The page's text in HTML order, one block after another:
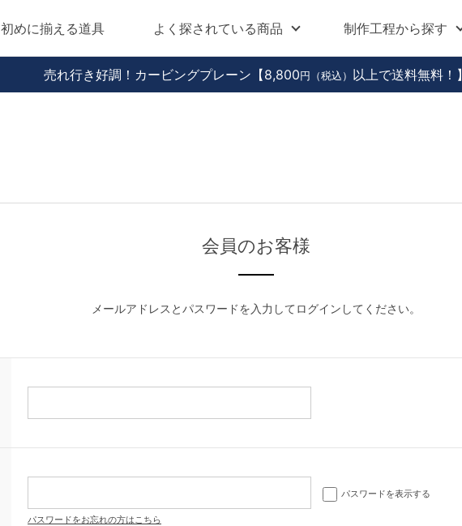
初めに揃える道具 よく探されている商品 制作工程から探す
売れ行き好調！カービングプレーン 【8,800 円（税込） 以上で送料無料！】
会員のお客様
メールアドレスとパスワードを入力してログインしてください。
パスワードを表示する
パスワードをお忘れの方はこちら